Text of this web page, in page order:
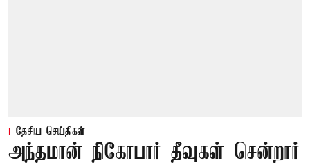
தேசிய செய்திகள்
அந்தமான் நிகோபார் தீவுகள் சென்றார்